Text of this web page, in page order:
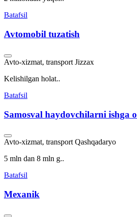
Batafsil
Avtomobil tuzatish
Avto-xizmat, transport Jizzax
Kelishilgan holat..
Batafsil
Samosval haydovchilarni ishga
Avto-xizmat, transport Qashqadaryo
5 mln dan 8 mln g..
Batafsil
Mexanik